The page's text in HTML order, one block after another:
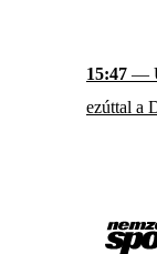
15:47 —
ezúttal a